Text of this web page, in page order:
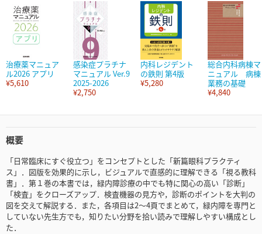
治療薬マニュア
ル2026 アプリ
¥5,610
感染症プラチナ
マニュアル Ver.9
2025-2026
¥2,750
内科レジデント
の鉄則 第4版
¥5,280
総合内科病棟マ
ニュアル 病棟
業務の基礎
¥4,840
概要
「日常臨床にすぐ役立つ」をコンセプトとした「新篇眼科プラクティ
ス」．図版を効果的に示し，ビジュアルで直感的に理解できる「視る教科
書」．第１巻の本書では，緑内障診療の中でも特に関心の高い「診断」
「検査」をクローズアップ．検査機器の見方や，診断のポイントを大判の
図を交えて解説する．また，各項目は2～4頁でまとめて，緑内障を専門と
していない先生方でも，知りたい分野を拾い読みで理解しやすい構成とし
た．